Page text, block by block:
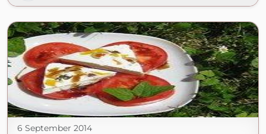
6 September 2014